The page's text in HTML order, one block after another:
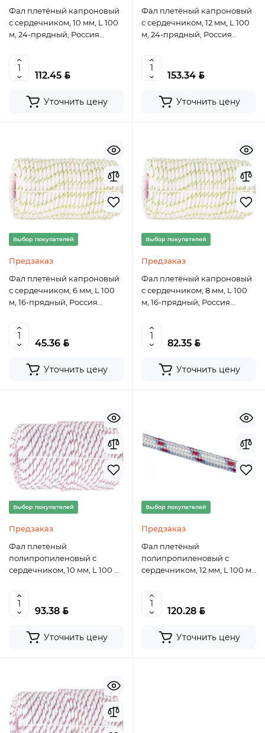
Фал плетёный капроновый
с сердечником, 10 мм, L 100
м, 24-прядный, Россия
112.45 BYN
Уточнить цену
Фал плетёный капроновый
с сердечником, 12 мм, L 100
м, 24-прядный, Россия
153.34 BYN
Уточнить цену
Выбор покупателей
Предзаказ
Фал плетёный капроновый
с сердечником, 6 мм, L 100
м, 16-прядный, Россия
45.36 BYN
Уточнить цену
Выбор покупателей
Предзаказ
Фал плетёный капроновый
с сердечником, 8 мм, L 100
м, 16-прядный, Россия
82.35 BYN
Уточнить цену
Выбор покупателей
Предзаказ
Фал плетёный
полипропиленовый с
сердечником, 10 мм, L 100 м,
Сибртех
93.38 BYN
Уточнить цену
Выбор покупателей
Предзаказ
Фал плетёный
полипропиленовый с
сердечником, 12 мм, L 100 м,
Сибртех
120.28 BYN
Уточнить цену